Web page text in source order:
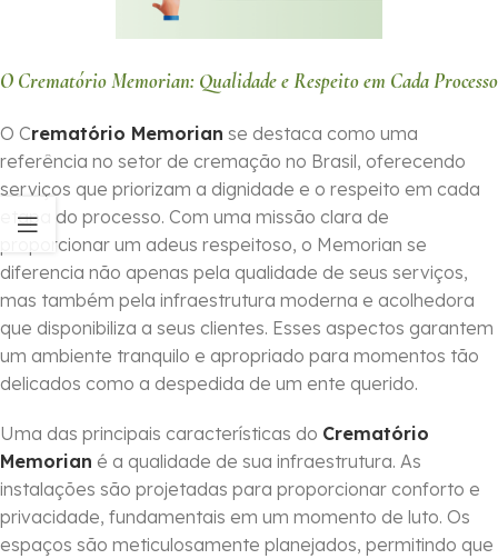
O Crematório Memorian: Qualidade e Respeito em Cada Processo
O Crematório Memorian se destaca como uma
referência no setor de cremação no Brasil, oferecendo
serviços que priorizam a dignidade e o respeito em cada
etapa do processo. Com uma missão clara de
proporcionar um adeus respeitoso, o Memorian se
diferencia não apenas pela qualidade de seus serviços,
mas também pela infraestrutura moderna e acolhedora
que disponibiliza a seus clientes. Esses aspectos garantem
um ambiente tranquilo e apropriado para momentos tão
delicados como a despedida de um ente querido.
Uma das principais características do Crematório
Memorian é a qualidade de sua infraestrutura. As
instalações são projetadas para proporcionar conforto e
privacidade, fundamentais em um momento de luto. Os
espaços são meticulosamente planejados, permitindo que